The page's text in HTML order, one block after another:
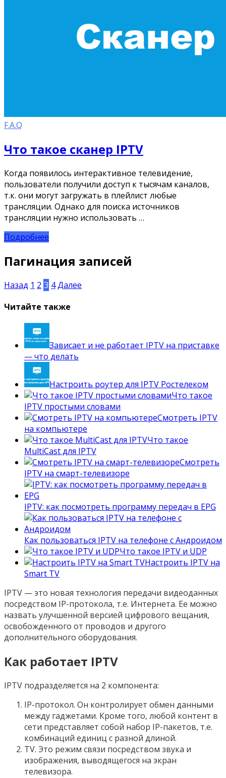
F.A.Q
Что такое сканер IPTV
Когда появилось интерактивное телевидение,
пользователи получили доступ к тысячам каналов,
т.к. они могут загружать в плейлист любые
трансляции. Однако для поиска источников
трансляции нужно использовать …
Подробнее
Пагинация записей
Назад 1 2 3 4Далее
Читайте также
Зависает и не работает IPTV на приставке
— что делать
Настроить роутер для IPTV Ростелеком
Что такое
IPTV простыми словами
Смотреть IPTV
на компьютере
Что такое
MultiCast для IPTV
Смотреть
IPTV на смарт-телевизоре
IPTV: как посмотреть программу передач в EPG
Как пользоваться IPTV на телефоне с Андроидом
Что такое IPTV и UDP
Настроить IPTV на
Smart TV
IPTV — это новая технология передачи видеоданных
посредством IP-протокола, т.е. Интернета. Ее можно
назвать улучшенной версией цифрового вещания,
освобожденного от проводов и другого
дополнительного оборудования.
Как работает IPTV
IPTV подразделяется на 2 компонента:
IP-протокол. Он контролирует обмен данными
между гаджетами. Кроме того, любой контент в
сети представляет собой набор IP-пакетов, т.е.
комбинаций единиц с разной длиной.
TV. Это режим связи посредством звука и
изображения, выводящегося на экран
телевизора.